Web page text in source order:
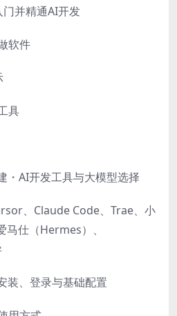
并精通AI开发
软件
具
・AI开发工具与大模型选择
、Claude Code、Trae、小
仕（Hermes）、
装、登录与基础配置